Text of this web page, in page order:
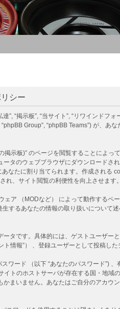
シー
“掲示板”, “当サイト”, “リワインドフ
Group”, “phpBB Teams”) が、
示板)” のページを閲覧することによ
タのウェブブラウザにダウンロードさ
なたに割り当てられます。作成される
、サイト閲覧の利便性を向上させます。
ア （MODなど） によって動作する
るあなたの情報の取り扱いについて
です。具体的には、ゲストユーザー
情報”） 、登録ユーザーとして投稿した
ード （以下 “あなたのパスワード”)
トのホストサーバが存在する国・地域
まいません。あなたはご自分のアカウ